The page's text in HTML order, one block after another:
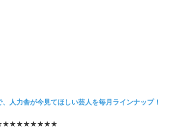
人力舎が今見てほしい芸人を毎月ラインナップ！